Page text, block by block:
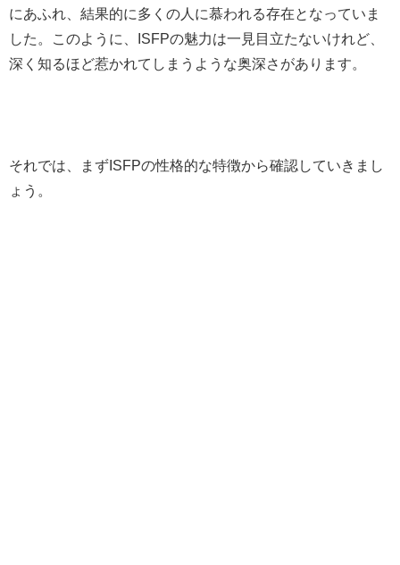
にあふれ、結果的に多くの人に慕われる存在となっていま
した。このように、ISFPの魅力は一見目立たないけれど、
深く知るほど惹かれてしまうような奥深さがあります。
それでは、まずISFPの性格的な特徴から確認していきまし
ょう。